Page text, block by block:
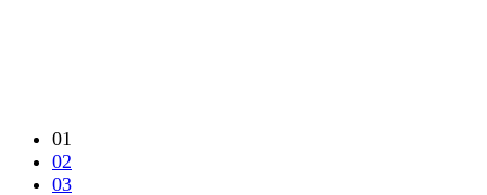
01
02
03